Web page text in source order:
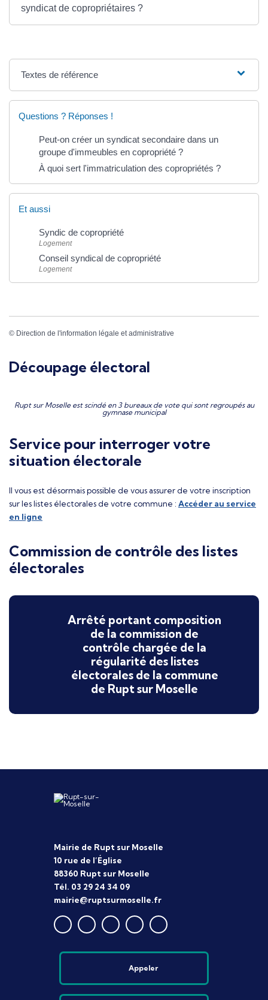
syndicat de copropriétaires ?
Textes de référence
Questions ? Réponses !
Peut-on créer un syndicat secondaire dans un
groupe d'immeubles en copropriété ?
À quoi sert l'immatriculation des copropriétés ?
Et aussi
Syndic de copropriété
Logement
Conseil syndical de copropriété
Logement
© Direction de l'information légale et administrative
Découpage électoral
Rupt sur Moselle est scindé en 3 bureaux de vote qui sont regroupés au
gymnase municipal
Service pour interroger votre
situation électorale
Il vous est désormais possible de vous assurer de votre inscription
sur les listes électorales de votre commune : Accéder au service
en ligne
Commission de contrôle des listes
électorales
Arrêté portant composition
de la commission de
contrôle chargée de la
régularité des listes
électorales de la commune
de Rupt sur Moselle
Mairie de Rupt sur Moselle
10 rue de l’Église
88360 Rupt sur Moselle
Tél. 03 29 24 34 09
mairie@ruptsurmoselle.fr
Appeler